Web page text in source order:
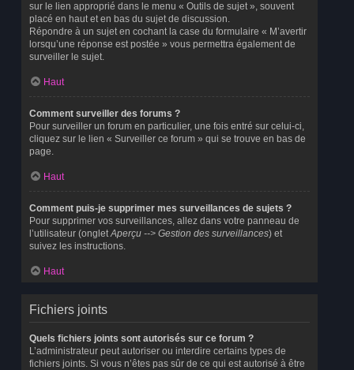
sur le lien approprié dans le menu « Outils de sujet », souvent
placé en haut et en bas du sujet de discussion.
Répondre à un sujet en cochant la case du formulaire « M’avertir
lorsqu’une réponse est postée » vous permettra également de
surveiller le sujet.
Haut
Comment surveiller des forums ?
Pour surveiller un forum en particulier, une fois entré sur celui-ci,
cliquez sur le lien « Surveiller ce forum » qui se trouve en bas de
page.
Haut
Comment puis-je supprimer mes surveillances de sujets ?
Pour supprimer vos surveillances, allez dans votre panneau de
l’utilisateur (ongletAperçu --> Gestion des surveillances) et
suivez les instructions.
Haut
Fichiers joints
Quels fichiers joints sont autorisés sur ce forum ?
L’administrateur peut autoriser ou interdire certains types de
fichiers joints. Si vous n’êtes pas sûr de ce qui est autorisé à être